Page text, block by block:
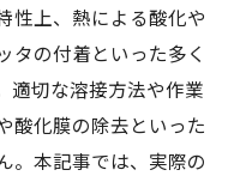
性上、熱による酸化や
タの付着といった多く
適切な溶接方法や作業
酸化膜の除去といった
。本記事では、実際の